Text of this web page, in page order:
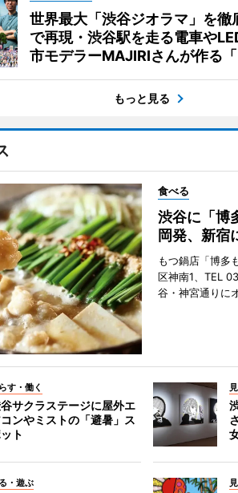
世界最大「渋谷ジオラマ」を
で再現・渋谷駅を走る電車や
市モデラーMAJIRIさんが作る「
もっと見る
食べる
渋谷に「博
岡発、新宿
もつ鍋店「博多
区神南1、TEL
谷・神宮通りに
す・働く
サクラステージに屋外エ
ンやミストの「避暑」ス
ト
・遊ぶ